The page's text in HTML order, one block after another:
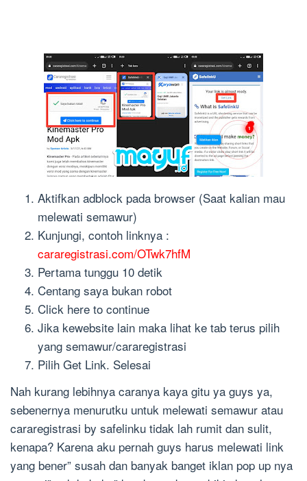
Aktifkan adblock pada browser (Saat kalian mau
melewati semawur)
Kunjungi, contoh linknya :
cararegistrasi.com/OTwk7hfM
Pertama tunggu 10 detik
Centang saya bukan robot
Click here to continue
Jika kewebsite lain maka lihat ke tab terus pilih
yang semawur/cararegistrasi
Pilih Get Link. Selesai
Nah kurang lebihnya caranya kaya gitu ya guys ya,
sebenernya menurutku untuk melewati semawur atau
cararegistrasi by safelinku tidak lah rumit dan sulit,
kenapa? Karena aku pernah guys harus melewati link
yang bener” susah dan banyak banget iklan pop up nya